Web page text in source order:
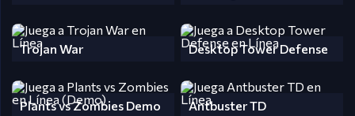
Trojan War Desktop Tower Defense
Plants vs Zombies Demo Antbuster TD